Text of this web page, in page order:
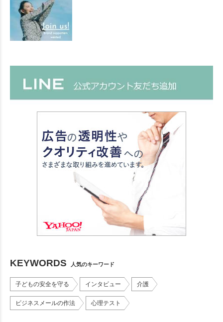
KEYWORDS 人気のキーワード
子どもの安全を守る インタビュー 介護
ビジネスメールの作法 心理テスト